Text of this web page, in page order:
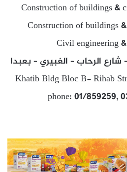
Construction of buildings &
Construction of buildings
Civil engineering
الرحاب – الغبيري – بعبدا
Khatib Bldg Bloc B- Rihab
phone: 01/859259,